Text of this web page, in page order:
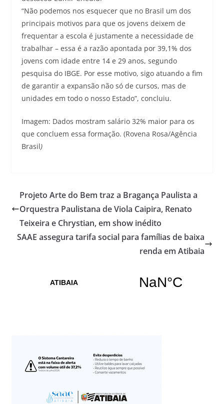
“Não podemos nos esquecer que no Brasil um dos
principais motivos para que os jovens deixem de
frequentar a escola é justamente a necessidade de
trabalhar – essa é a razão apontada por 39,1% dos
jovens com idade entre 14 e 29 anos, segundo
pesquisa do IBGE. Por esse motivo, sigo atuando a fim
de garantir a expansão não só de cursos, mas de
unidades em todo o nosso Estado”, concluiu.
Imagem: Dados mostram salário 32% maior para os
que concluem essa formação. (Rovena Rosa/Agência
Brasil)
Projeto Arte do Bem traz a Bragança Paulista a
Orquestra Paulistana de Viola Caipira, Renato
Teixeira e Chrystian, em show inédito
SAAE assegura tarifa social para famílias de baixa
renda em Atibaia